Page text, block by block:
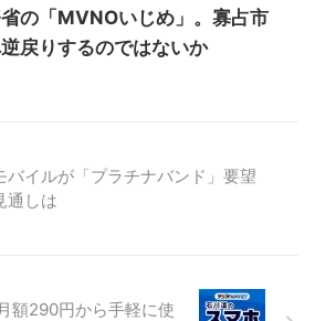
の「MVNOいじめ」。寡占市
戻りするのではないか
バイルが「プラチナバンド」要望
通しは
額290円から手軽に使